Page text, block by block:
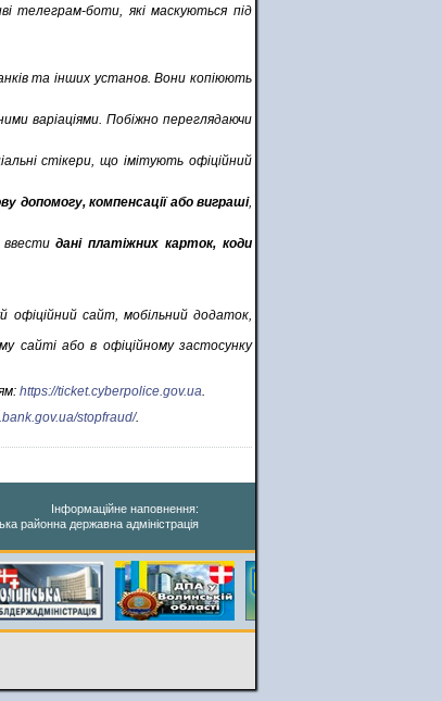
телеграм-боти, які маскуються під
та інших установ. Вони копіюють
варіаціями. Побіжно переглядаючи
стікери, що імітують офіційний
допомогу, компенсації або виграші,
ввестидані платіжних карток, коди
офіційний сайт, мобільний додаток,
сайті або в офіційному застосунку
https://ticket.cyberpolice.gov.ua.
stopfraud/.
Інформаційне наповнення:
районна державна адміністрація